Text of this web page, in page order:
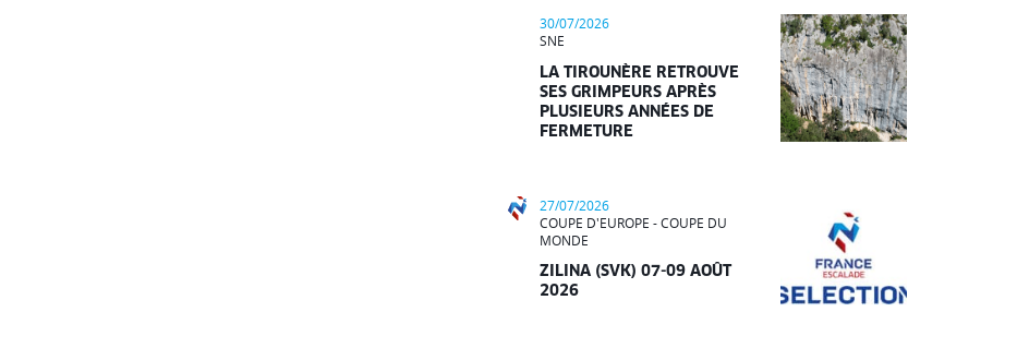
30/07/2026
SNE
LA TIROUNÈRE RETROUVE
SES GRIMPEURS APRÈS
PLUSIEURS ANNÉES DE
FERMETURE
27/07/2026
COUPE D'EUROPE - COUPE DU
MONDE
ZILINA (SVK) 07-09 AOÛT
2026